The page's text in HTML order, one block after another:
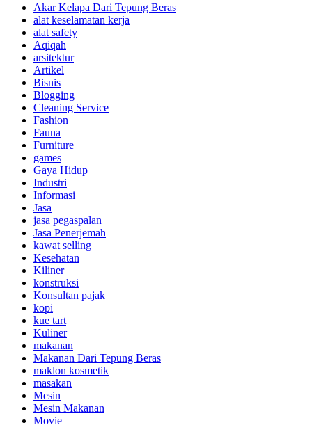
Akar Kelapa Dari Tepung Beras
alat keselamatan kerja
alat safety
Aqiqah
arsitektur
Artikel
Bisnis
Blogging
Cleaning Service
Fashion
Fauna
Furniture
games
Gaya Hidup
Industri
Informasi
Jasa
jasa pegaspalan
Jasa Penerjemah
kawat selling
Kesehatan
Kiliner
konstruksi
Konsultan pajak
kopi
kue tart
Kuliner
makanan
Makanan Dari Tepung Beras
maklon kosmetik
masakan
Mesin
Mesin Makanan
Movie